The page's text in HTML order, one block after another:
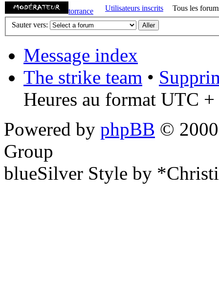
torrance Utilisateurs inscrits Tous les
Sauter vers:
Message index
The strike team •
Heures au format UTC
Powered by phpBB ©
Group
blueSilver Style by